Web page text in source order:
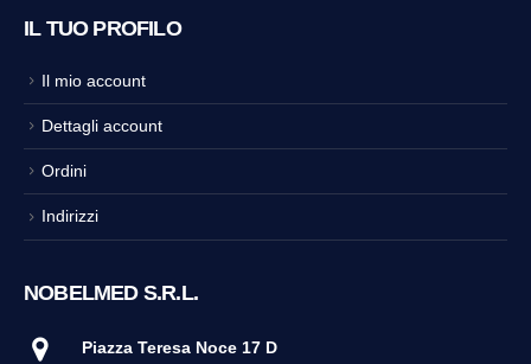
IL TUO PROFILO
Il mio account
Dettagli account
Ordini
Indirizzi
NOBELMED S.R.L.
Piazza Teresa Noce 17 D